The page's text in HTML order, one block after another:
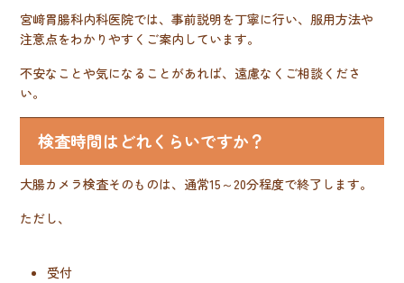
宮﨑胃腸科内科医院では、事前説明を丁寧に行い、服用方法や
注意点をわかりやすくご案内しています。
不安なことや気になることがあれば、遠慮なくご相談くださ
い。
検査時間はどれくらいですか？
大腸カメラ検査そのものは、通常15～20分程度で終了します。
ただし、
受付